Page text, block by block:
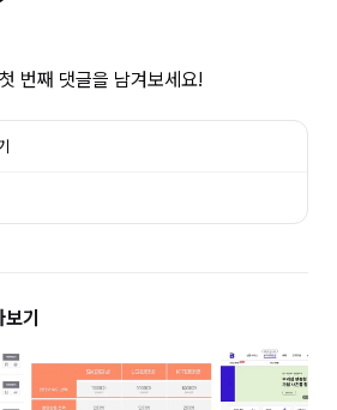
번째 댓글을 남겨보세요!
기